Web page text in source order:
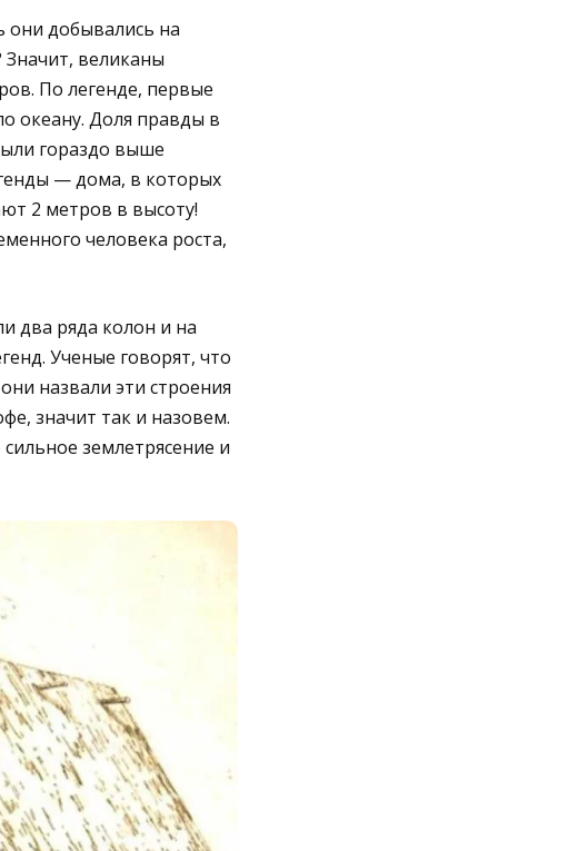
они добывались на
великаны
По легенде, первые
океану. Доля правды в
гораздо выше
— дома, в которых
2 метров в высоту!
человека роста,
два ряда колон и на
Ученые говорят, что
назвали эти строения
значит так и назовем.
землетрясение и